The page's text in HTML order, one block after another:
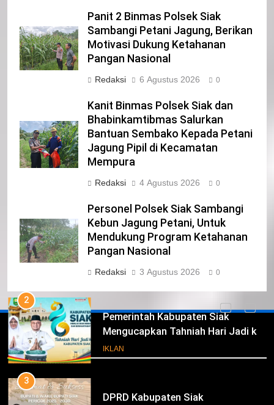
Panit 2 Binmas Polsek Siak
Sambangi Petani Jagung, Berikan
Motivasi Dukung Ketahanan
Pangan Nasional
Redaksi 6 Agustus 2026 0
Kanit Binmas Polsek Siak dan
Bhabinkamtibmas Salurkan
Bantuan Sembako Kepada Petani
Jagung Pipil di Kecamatan
Mempura
Redaksi 4 Agustus 2026 0
Personel Polsek Siak Sambangi
Kebun Jagung Petani, Untuk
Mendukung Program Ketahanan
Pangan Nasional
Redaksi 3 Agustus 2026 0
Iklan
IKLAN
22
NORMAN SILITONGA CALEG DPRD
IKLAN
23
NURGARAHA HARPAL NOVTEN, SH
CALON ANGGOTA DPRD PROVINSI
DKI JAKARTA
IKLAN
1
Pimpinan Beserta Anggota DPRD
Kabupaten Siak Mengucapkan
IKLAN
2
Pemerintah Kabupaten Siak
Mengucapkan Tahniah Hari Jadi ke-
26 Kabupaten Siak
IKLAN
3
DPRD Kabupaten Siak